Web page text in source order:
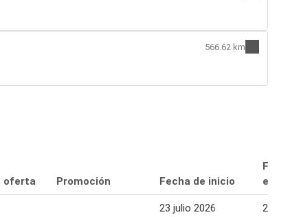
566.62 km
oferta Promoción Fecha de inicio
23 julio 2026 29